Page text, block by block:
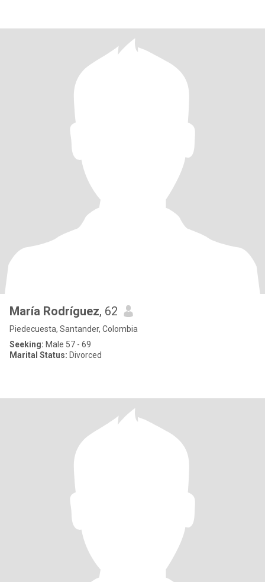
María Rodríguez, 62
Piedecuesta, Santander, Colombia
Seeking: Male 57 - 69
Marital Status: Divorced